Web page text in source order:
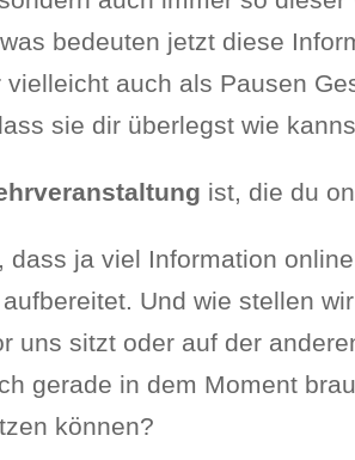
bedeuten jetzt diese
auch als Pausen
sie dir überlegst wie
ist, die du
dass ja viel Information
Und wie stellen
uns sitzt oder auf der
gerade in dem Moment
können?